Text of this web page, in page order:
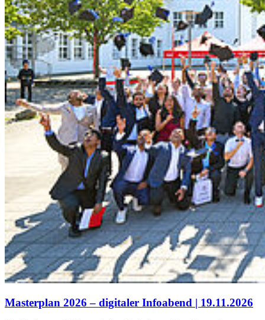
Mas­ter­plan 2026 – di­gi­ta­ler In­fo­abend | 19.11.2026